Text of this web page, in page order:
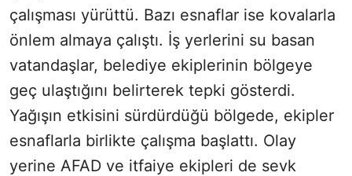
çalışması yürüttü. Bazı esnaflar ise kovalarla
önlem almaya çalıştı. İş yerlerini su basan
vatandaşlar, belediye ekiplerinin bölgeye
geç ulaştığını belirterek tepki gösterdi.
Yağışın etkisini sürdürdüğü bölgede, ekipler
esnaflarla birlikte çalışma başlattı. Olay
yerine AFAD ve itfaiye ekipleri de sevk